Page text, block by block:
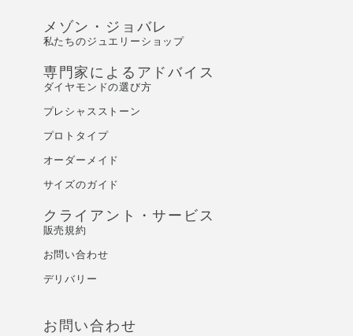
メゾン・ジョバレ
私たちのジュエリーショップ
専門家によるアドバイス
ダイヤモンドの選び方
プレシャスストーン
プロトタイプ
オーダーメイド
サイズのガイド
クライアント・サービス
販売規約
お問い合わせ
デリバリー
お問い合わせ